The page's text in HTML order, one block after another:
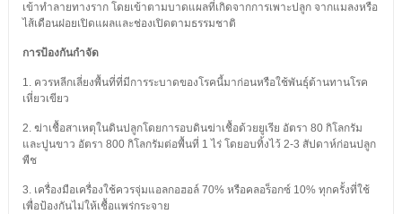
เข้าทำลายทางราก โดยเข้าตามบาดแผลที่เกิดจากการเพาะปลูก จากแมลงหรือ
ไส้เดือนฝอยเปิดแผลและช่องเปิดตามธรรมชาติ
การป้องกันกำจัด
1. ควรหลีกเลี่ยงพื้นที่ที่มีการระบาดของโรคนี้มาก่อนหรือใช้พันธุ์ต้านทานโรค
เหี่ยวเขียว
2. ฆ่าเชื้อสาเหตุในดินปลูกโดยการอบดินฆ่าเชื้อด้วยยูเรีย อัตรา 80 กิโลกรัม
และปูนขาว อัตรา 800 กิโลกรัมต่อพื้นที่ 1 ไร่ โดยอบทิ้งไว้ 2-3 สัปดาห์ก่อนปลูก
พืช
3. เครื่องมือเครื่องใช้ควรจุ่มแอลกอฮอล์ 70% หรือคลอร็อกซ์ 10% ทุกครั้งที่ใช้
เพื่อป้องกันไม่ให้เชื้อแพร่กระจาย